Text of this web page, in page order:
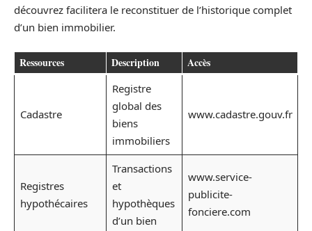
découvrez facilitera le reconstituer de l’historique complet
d’un bien immobilier.
Ressources Description Accès
Cadastre
Registre
global des
biens
immobiliers
www.cadastre.gouv.fr
Registres
hypothécaires
Transactions
et
hypothèques
d’un bien
www.service-
publicite-
fonciere.com